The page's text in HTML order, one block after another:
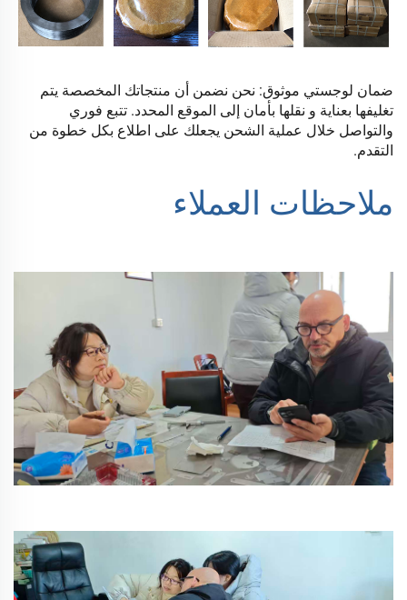
ضمان لوجستي موثوق: نحن نضمن أن منتجاتك المخصصة يتم
تغليفها بعناية و نقلها بأمان إلى الموقع المحدد. تتبع فوري
والتواصل خلال عملية الشحن يجعلك على اطلاع بكل خطوة من
التقدم.
ملاحظات العملاء